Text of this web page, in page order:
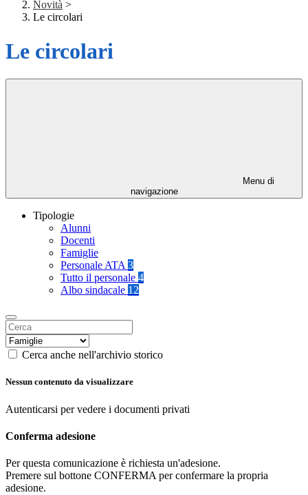
Novità >
Le circolari
Le circolari
Menu di
navigazione
Tipologie
Alunni
Docenti
Famiglie
Personale ATA 3
Tutto il personale 4
Albo sindacale 12
Cerca anche nell'archivio storico
Nessun contenuto da visualizzare
Autenticarsi per vedere i documenti privati
Conferma adesione
Per questa comunicazione è richiesta un'adesione.
Premere sul bottone CONFERMA per confermare la propria
adesione.